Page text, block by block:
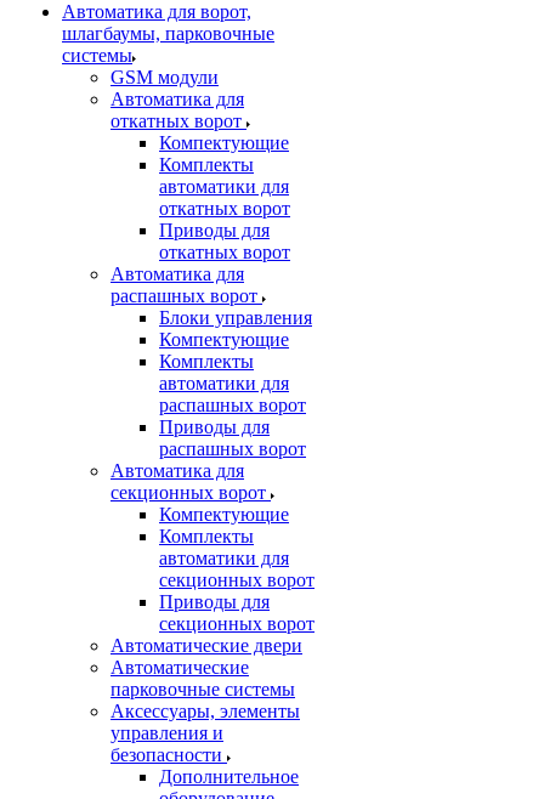
Автоматика для ворот,
шлагбаумы, парковочные
системы
GSM модули
Автоматика для
откатных ворот
Компектующие
Комплекты
автоматики для
откатных ворот
Приводы для
откатных ворот
Автоматика для
распашных ворот
Блоки управления
Компектующие
Комплекты
автоматики для
распашных ворот
Приводы для
распашных ворот
Автоматика для
секционных ворот
Компектующие
Комплекты
автоматики для
секционных ворот
Приводы для
секционных ворот
Автоматические двери
Автоматические
парковочные системы
Аксессуары, элементы
управления и
безопасности
Дополнительное